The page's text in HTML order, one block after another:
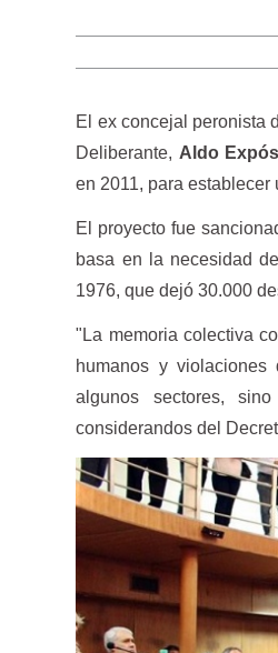
El ex concejal peronista
Deliberante, Aldo
en 2011, para
El proyecto fue
basa en la necesidad
1976, que dejó 30.000
"La memoria colectiva
humanos y
algunos sectores,
considerandos del